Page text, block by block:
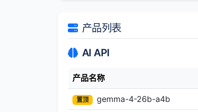
产品列表
AI API
产品名称
置顶 gemma-4-26b-a4b